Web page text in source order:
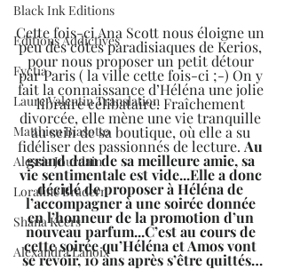
Black Ink Editions
Editions Addictives
Fyctia
Laure Valentin Translation
Matthieu Biasotto
Alessia Jourdain
Loraline Bradern
Shana Keers
Alexandra Lanoix
Cette fois-ci Ana Scott nous éloigne un
peu des côtes paradisiaques de Kerios,
pour nous proposer un petit détour
par Paris ( la ville cette fois-ci ;-) On y
fait la connaissance d’Héléna une jolie
libraire célibataire. Fraîchement
divorcée, elle mène une vie tranquille
au sein de sa boutique, où elle a su
fidéliser des passionnés de lecture. Au
grand dam de sa meilleure amie, sa
vie sentimentale est vide...Elle a donc
décidé de proposer à Héléna de
l’accompagner à une soirée donnée
en l’honneur de la promotion d’un
nouveau parfum...C’est au cours de
cette soirée qu’Héléna et Amos vont
se revoir, 10 ans après s’être quittés…